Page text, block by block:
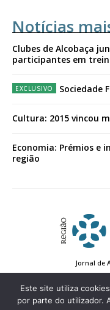
Notícias
Clubes de Alcobaça
participantes em
Sociedade
Cultura: 2015 vincou
Economia: Prémios e
região
Jornal de
Conta de
Este site utiliza
por parte do utilizador.